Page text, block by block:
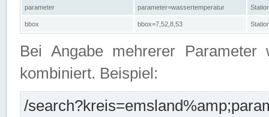
parameter parameter=wassertemperatur
bbox bbox=7,52,8,53
Bei Angabe mehrerer Parameter
kombiniert. Beispiel:
/